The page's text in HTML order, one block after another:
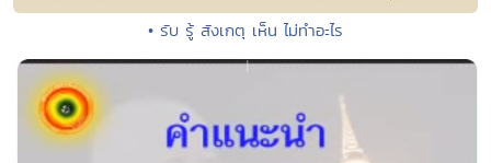
• รับ รู้ สังเกตุ เห็น ไม่ทำอะไร